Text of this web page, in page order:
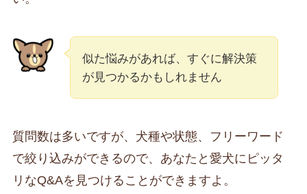
似た悩みがあれば、すぐに解決策
が見つかるかもしれません
質問数は多いですが、犬種や状態、フリーワード
で絞り込みができるので、あなたと愛犬にピッタ
リなQ&Aを見つけることができますよ。